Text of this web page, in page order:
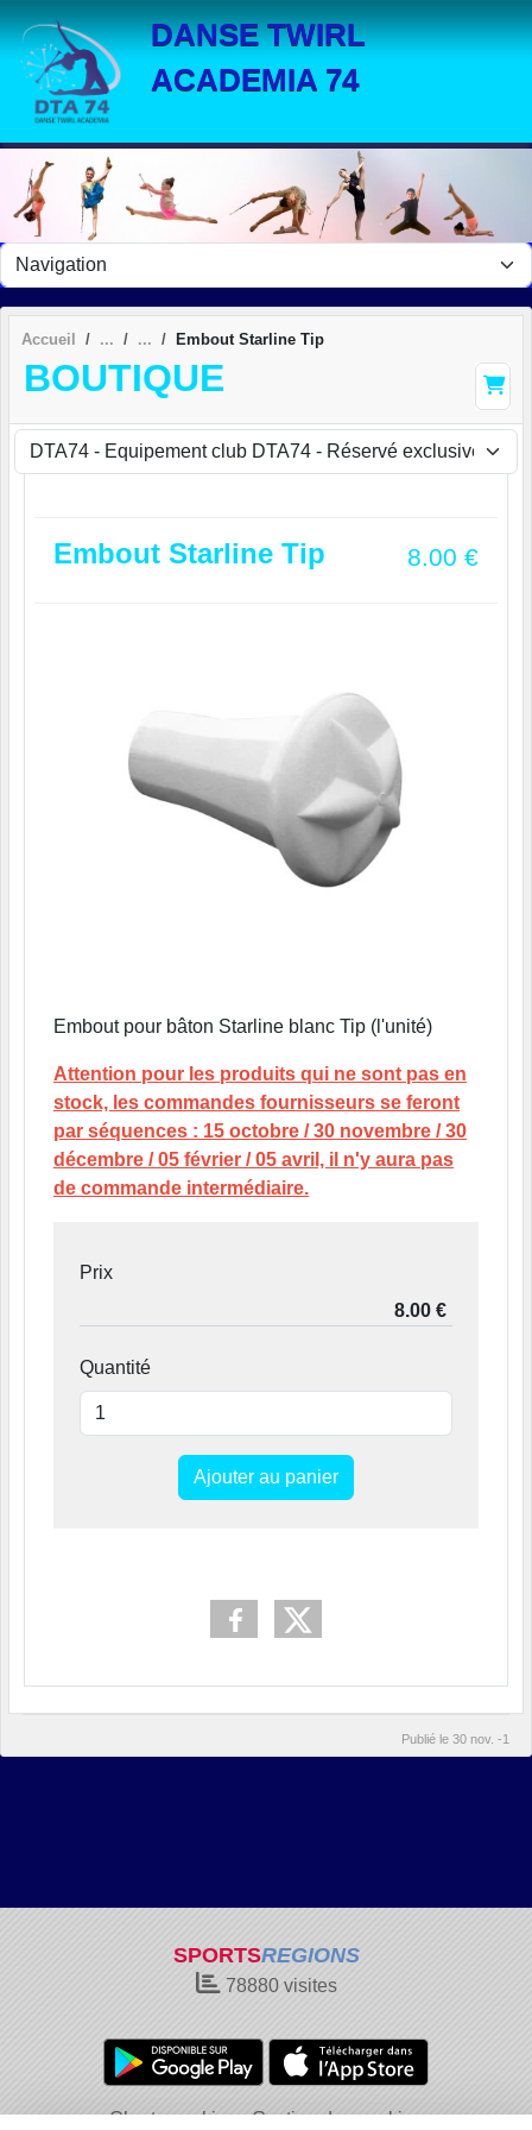
DANSE TWIRL
ACADEMIA 74
Accueil Embout Starline Tip
BOUTIQUE
Embout Starline Tip 8.00 €
Embout pour bâton Starline blanc Tip (l'unité)
Attention pour les produits qui ne sont pas en
stock, les commandes fournisseurs se feront
par séquences : 15 octobre / 30 novembre / 30
décembre / 05 février / 05 avril, il n'y aura pas
de commande intermédiaire.
Prix
Quantité
Ajouter au panier
Publié le 30 nov. -1
SPORTSREGIONS
78880visites
Charte cookies Gestion des cookies